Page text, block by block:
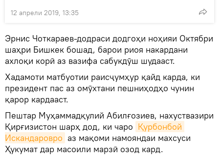
12 апрели 2019, 13:35
Эрнис Чоткараев-додраси додгоҳи ноҳияи Октябри
шаҳри Бишкек бошад, барои риоя накардани
ахлоқи корӣ аз вазифа сабукдӯш шудааст.
Хадамоти матбуотии раисҷумҳур қайд карда, ки
президент пас аз омӯхтани пешниҳодҳо чунин
қарор кардааст.
Пештар Муҳаммадқулий Абилғозиев, нахуствазири
Қирғизистон шарҳ дод, ки чаро Қурбонбой
Искандаровро аз мақоми намояндаи махсуси
Ҳукумат дар масоили марзӣ озод кард.